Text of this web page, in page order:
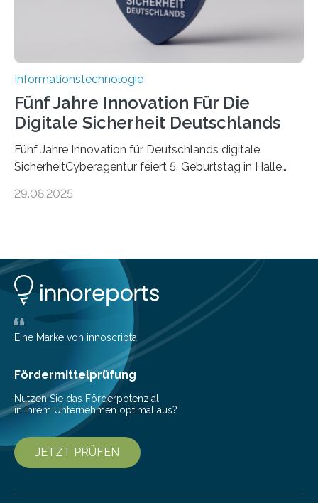
Informationstechnologie
Fünf Jahre Innovation Für Die
Digitale Sicherheit Deutschlands
Fünf Jahre Innovation für Deutschlands digitale
SicherheitCyberagentur feiert 5. Geburtstag in Halle
ErfolgeDie Agentur für Innovation in der
Forschungsarbeit, politischen Grußworten und der
feierlichen Preisverleihung des Ideenwettbewerbs
HAL2025 wurde das Jubiläum zu einem Zeichen für
Deutschlands digitale Souveränität von übermorgen.
Mit einer festlichen Veranstaltung beging die
Cyberagentur ihren 5. Geburtstag. Zahlreiche Gäste…
29.08.2025
Eine Marke von innoscripta
Fördermittelprüfung
Nutzen Sie das Förderpotenzial
in Ihrem Unternehmen optimal aus?
JETZT PRÜFEN